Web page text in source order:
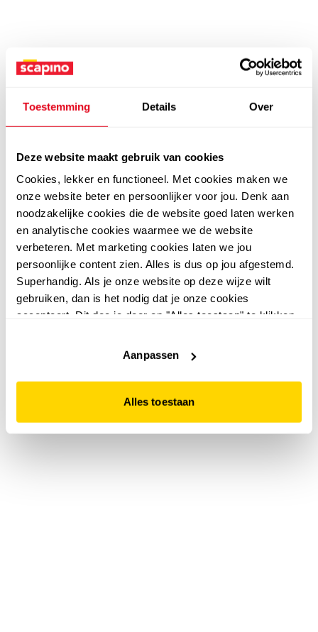
Toestemming Details Over
Deze website maakt gebruik van cookies
Cookies, lekker en functioneel. Met cookies maken we
onze website beter en persoonlijker voor jou. Denk aan
noodzakelijke cookies die de website goed laten werken
en analytische cookies waarmee we de website
verbeteren. Met marketing cookies laten we jou
persoonlijke content zien. Alles is dus op jou afgestemd.
Superhandig. Als je onze website op deze wijze wilt
gebruiken, dan is het nodig dat je onze cookies
accepteert. Dit doe je door op "Alles toestaan" te klikken.
website niet optimaal functioneert.
Aanpassen
Alles toestaan